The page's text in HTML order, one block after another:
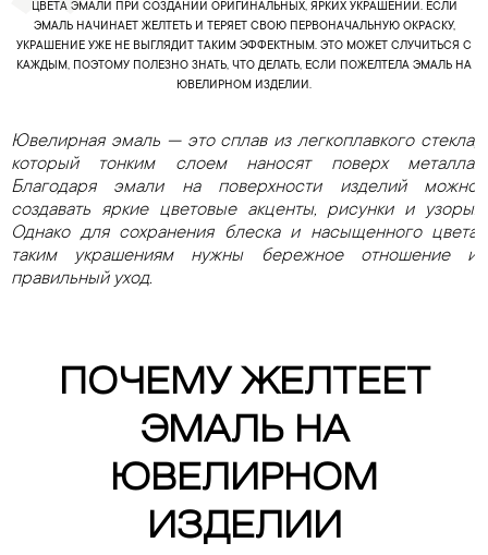
ЦВЕТА ЭМАЛИ ПРИ СОЗДАНИИ ОРИГИНАЛЬНЫХ, ЯРКИХ УКРАШЕНИЙ. ЕСЛИ
ЭМАЛЬ НАЧИНАЕТ ЖЕЛТЕТЬ И ТЕРЯЕТ СВОЮ ПЕРВОНАЧАЛЬНУЮ ОКРАСКУ,
УКРАШЕНИЕ УЖЕ НЕ ВЫГЛЯДИТ ТАКИМ ЭФФЕКТНЫМ. ЭТО МОЖЕТ СЛУЧИТЬСЯ С
КАЖДЫМ, ПОЭТОМУ ПОЛЕЗНО ЗНАТЬ, ЧТО ДЕЛАТЬ, ЕСЛИ ПОЖЕЛТЕЛА ЭМАЛЬ НА
ЮВЕЛИРНОМ ИЗДЕЛИИ.
Ювелирная эмаль — это сплав из легкоплавкого стекла,
который тонким слоем наносят поверх металла.
Благодаря эмали на поверхности изделий можно
создавать яркие цветовые акценты, рисунки и узоры.
Однако для сохранения блеска и насыщенного цвета
таким украшениям нужны бережное отношение и
правильный уход.
ПОЧЕМУ ЖЕЛТЕЕТ
ЭМАЛЬ НА
ЮВЕЛИРНОМ
ИЗДЕЛИИ